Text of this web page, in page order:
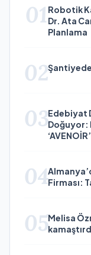
01 Robotik
Dr. Ata
Planlama
02
03Edebiyat
Doğuyor:
‘AVENOİR’
04Firması:
05Melisa